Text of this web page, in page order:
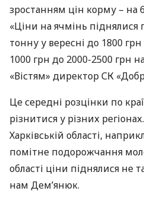
зростанням цін корму – на
«Ціни на ячмінь піднялися
тонну у вересні до 1800
1000 грн до 2000-2500 грн
«Вістям» директор СК
Це середні розцінки по
різнитися у різних
Харківській області,
помітне подорожчання
області ціни піднялися не
нам Дем’янюк.